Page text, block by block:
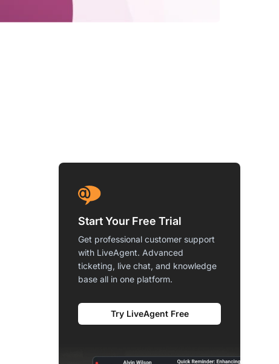
Start Your Free Trial
Get professional customer support
with LiveAgent. Advanced
ticketing, live chat, and knowledge
base all in one platform.
Try LiveAgent Free